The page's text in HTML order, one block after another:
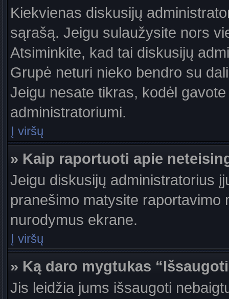
Kiekvienas diskusijų
sąrašą. Jeigu sulaužysite nors
Atsiminkite, kad tai diskusijų
Grupė neturi nieko bendro su
Jeigu nesate tikras, kodėl
administratoriumi.
Į viršų
» Kaip raportuoti apie
Jeigu diskusijų administratorius
pranešimo matysite
nurodymus ekrane.
Į viršų
» Ką daro mygtukas
Jis leidžia jums išsaugoti